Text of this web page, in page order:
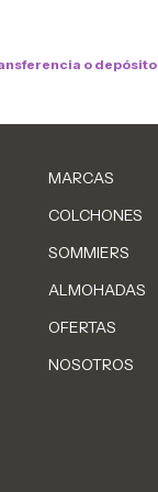
o depósito
MARCAS
COLCHONES
SOMMIERS
ALMOHADAS
OFERTAS
NOSOTROS